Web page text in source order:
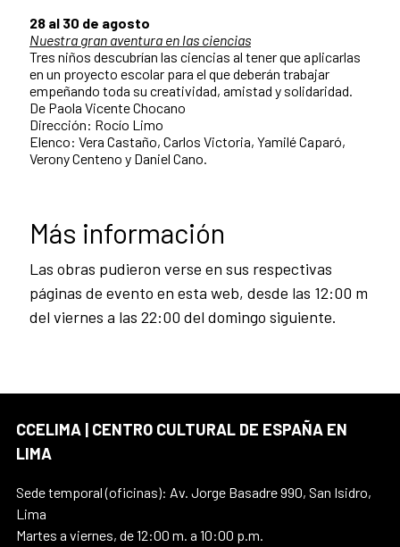
28 al 30 de agosto
Nuestra gran aventura en las ciencias
Tres niños descubrían las ciencias al tener que aplicarlas
en un proyecto escolar para el que deberán trabajar
empeñando toda su creatividad, amistad y solidaridad.
De Paola Vicente Chocano
Dirección: Rocío Limo
Elenco: Vera Castaño, Carlos Victoria, Yamilé Caparó,
Verony Centeno y Daniel Cano.
Más información
Las obras pudieron verse en sus respectivas
páginas de evento en esta web, desde las 12:00 m
del viernes a las 22:00 del domingo siguiente.
CCELIMA | CENTRO CULTURAL DE ESPAÑA EN
LIMA
Sede temporal (oficinas): Av. Jorge Basadre 990, San Isidro,
Lima
Martes a viernes, de 12:00 m. a 10:00 p.m.